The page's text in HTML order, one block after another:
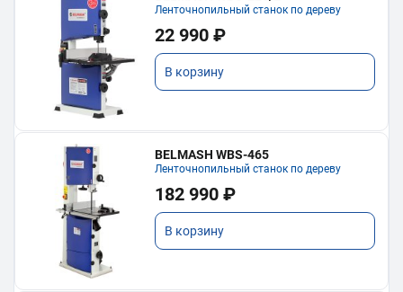
Ленточнопильный станок по дереву
22 990 ₽
В корзину
BELMASH WBS-465
Ленточнопильный станок по дереву
182 990 ₽
В корзину